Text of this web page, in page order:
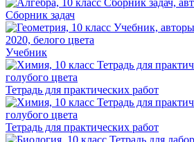
Сборник задач
Учебник
Тетрадь для практических работ
Тетрадь для практических работ